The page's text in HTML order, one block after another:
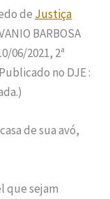
de Justiça
BARBOSA
06/2021, 2ª
no DJE :
de sua avó,
que sejam